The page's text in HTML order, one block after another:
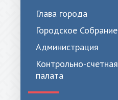
Глава города
Городское Собрание
Администрация
Контрольно-счетная
палата